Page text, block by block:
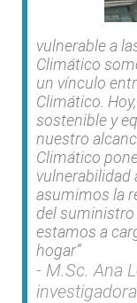
vulnerable a
Climático
un vínculo
Climático.
sostenible y
nuestro
Climático
vulnerabilidad
asumimos la
del suministro
estamos a
hogar”
M.Sc. Ana